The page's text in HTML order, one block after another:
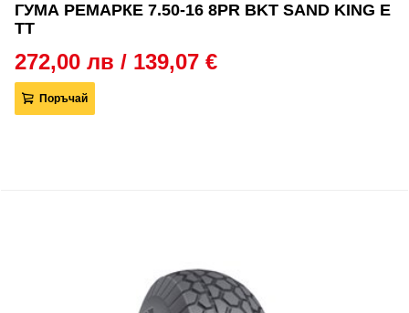
ГУМА РЕМАРКЕ 7.50-16 8PR BKT SAND KING E
TT
272,00 лв / 139,07 €
Поръчай